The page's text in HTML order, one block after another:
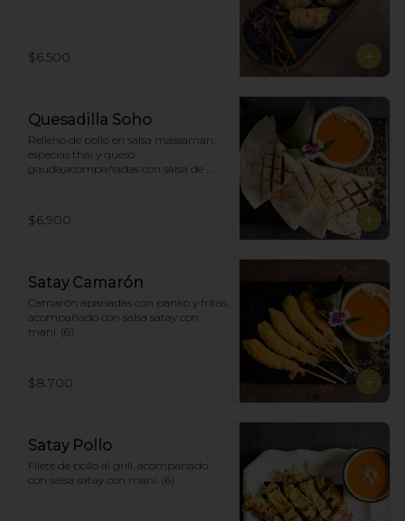
$6.500
Quesadilla Soho
Relleno de pollo en salsa massaman,
especias thai y queso
gauda,acompañadas con salsa de
$6.900
Satay Camarón
Camarón apanadas con panko y fritas,
acompañado con salsa satay con
maní. (6)
$8.700
Satay Pollo
Filete de pollo al grill, acompañado
con salsa satay con maní. (6)